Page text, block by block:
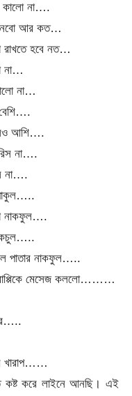
কালো না….
শুনবো আর কত…
রাখতে হবে নত…
না…
না…
আশি….
না….
না….
নাকফুল….
পাতার নাকফুল…..
মেসেজ কললো………
খারাপ……
করে লাইনে আনছি। এই